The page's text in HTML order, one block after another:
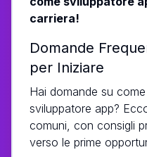
carriera!
Domande
per Iniziare
Hai domande su
sviluppatore app?
comuni, con consigli
verso le prime